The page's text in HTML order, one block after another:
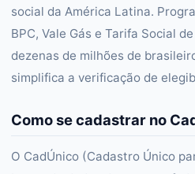
social da América Latina.
BPC, Vale Gás e Tarifa Social
dezenas de milhões de
simplifica a verificação de
Como se cadastrar no
O CadÚnico (Cadastro Único